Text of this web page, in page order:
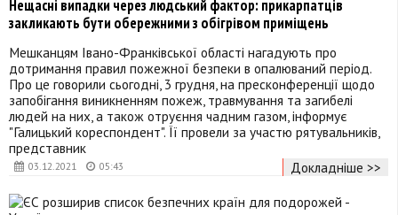
03.12.2021 05:43
Нещасні випадки через людський фактор: прикарпатців
закликають бути обережними з обігрівом приміщень
Мешканцям Івано-Франківської області нагадують про
дотримання правил пожежної безпеки в опалюваний період.
Про це говорили сьогодні, 3 грудня, на пресконференції щодо
запобігання виникненням пожеж, травмування та загибелі
людей на них, а також отруєння чадним газом, інформує
"Галицький кореспондент". Її провели за участю рятувальників,
представник
Докладніше >>